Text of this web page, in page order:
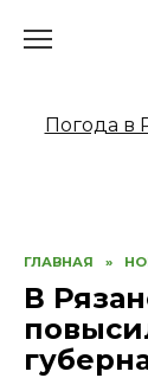
Погода в
ГЛАВНАЯ »
В